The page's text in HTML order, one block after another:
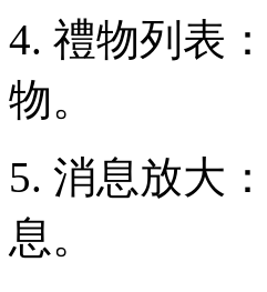
4. 禮物列表
物。
5. 消息放大
息。